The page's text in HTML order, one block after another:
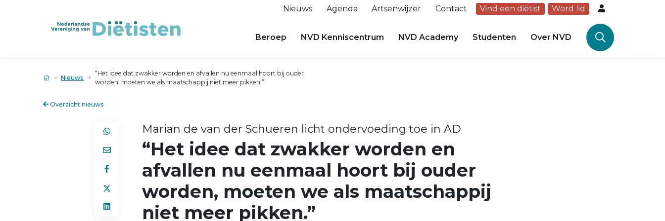
Nieuws Agenda Artsenwijzer Contact Vind een diëtist Word lid
Beroep NVD Kenniscentrum NVD Academy Studenten Over NVD
Nieuws
“Het idee dat zwakker worden en afvallen nu eenmaal hoort bij ouder
worden, moeten we als maatschappij niet meer pikken.”
Overzicht nieuws
Marian de van der Schueren licht ondervoeding toe in AD
“Het idee dat zwakker worden en
afvallen nu eenmaal hoort bij ouder
worden, moeten we als maatschappij
niet meer pikken.”